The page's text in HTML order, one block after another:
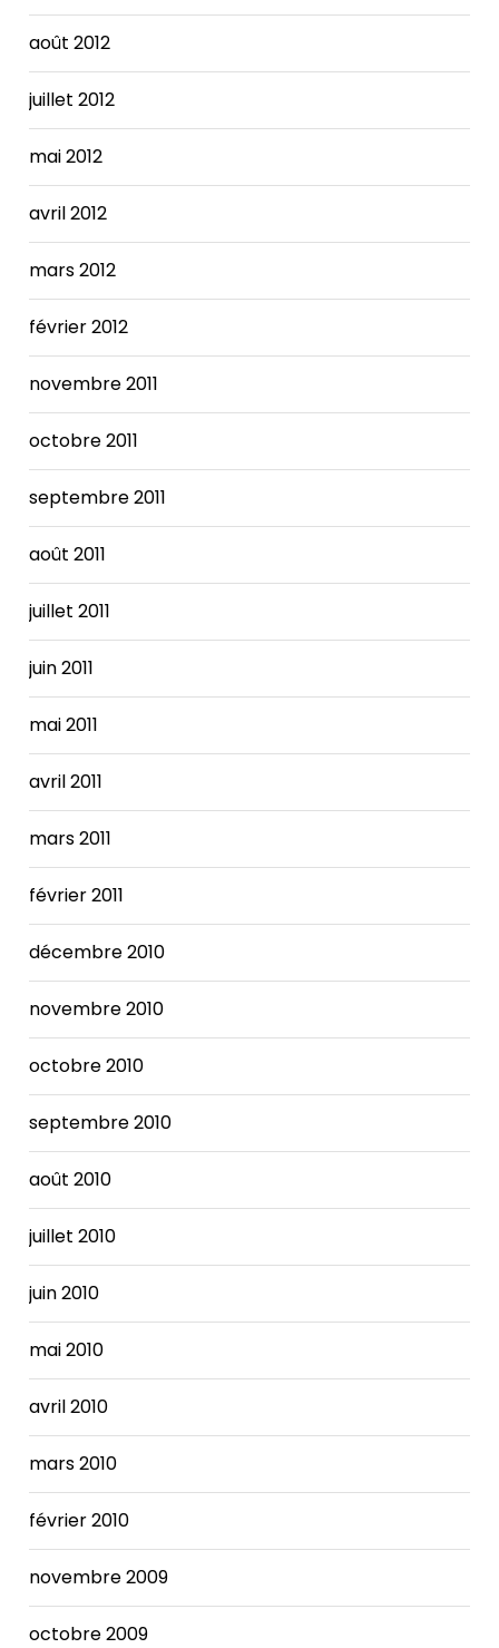
août 2012
juillet 2012
mai 2012
avril 2012
mars 2012
février 2012
novembre 2011
octobre 2011
septembre 2011
août 2011
juillet 2011
juin 2011
mai 2011
avril 2011
mars 2011
février 2011
décembre 2010
novembre 2010
octobre 2010
septembre 2010
août 2010
juillet 2010
juin 2010
mai 2010
avril 2010
mars 2010
février 2010
novembre 2009
octobre 2009